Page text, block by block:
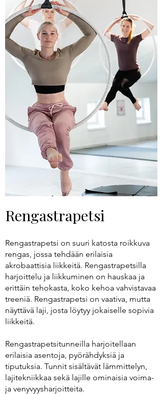
Rengastrapetsi
Rengastrapetsi on suuri katosta roikkuva
rengas, jossa tehdään erilaisia
akrobaattisia liikkeitä. Rengastrapetsilla
harjoittelu ja liikkuminen on hauskaa ja
erittäin tehokasta, koko kehoa vahvistavaa
treeniä. Rengastrapetsi on vaativa, mutta
näyttävä laji, josta löytyy jokaiselle sopivia
liikkeitä.
Rengastrapetsitunneilla harjoitellaan
erilaisia asentoja, pyörähdyksiä ja
tiputuksia. Tunnit sisältävät lämmittelyn,
lajitekniikkaa sekä lajille ominaisia voima-
ja venyvyysharjoitteita.